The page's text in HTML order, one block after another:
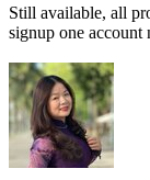
Still available, all
signup one account